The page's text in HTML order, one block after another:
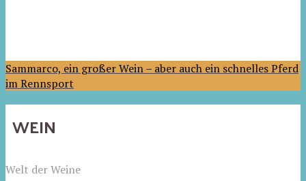
Sammarco, ein großer Wein – aber auch ein schnelles Pferd
im Rennsport
WEIN
Welt der Weine